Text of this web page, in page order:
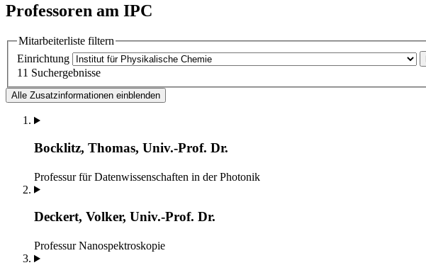
Professoren am IPC
Mitarbeiterliste filtern
Einrichtung
11 Suchergebnisse
Alle Zusatzinformationen einblenden
Bocklitz, Thomas, Univ.-Prof. Dr.
Professur für Datenwissenschaften in der Photonik
Deckert, Volker, Univ.-Prof. Dr.
Professur Nanospektroskopie